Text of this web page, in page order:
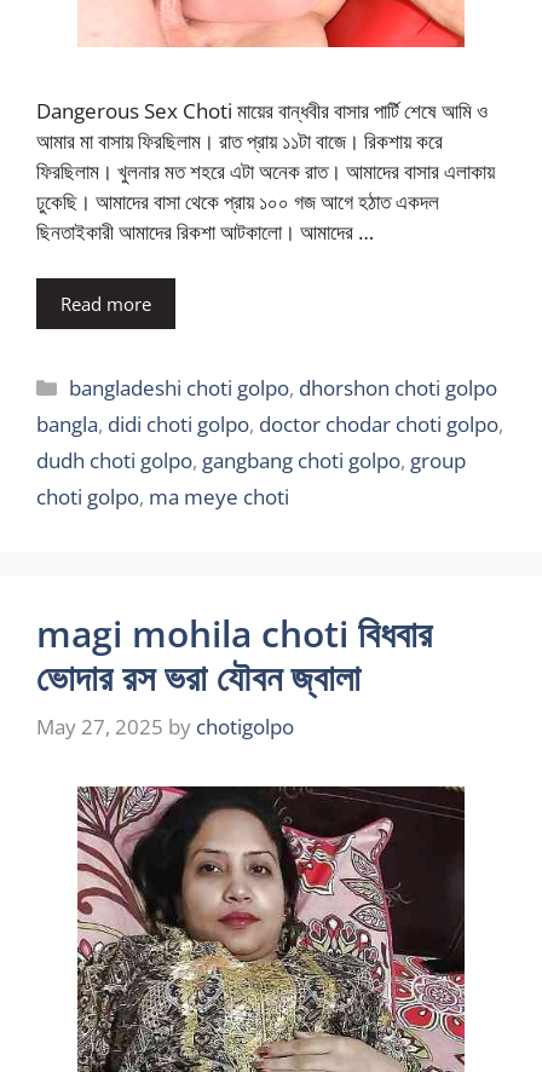
Dangerous Sex Choti মায়ের বান্ধবীর বাসার পার্টি শেষে আমি ও
আমার মা বাসায় ফিরছিলাম। রাত প্রায় ১১টা বাজে। রিকশায় করে
ফিরছিলাম। খুলনার মত শহরে এটা অনেক রাত। আমাদের বাসার এলাকায়
ঢুকেছি। আমাদের বাসা থেকে প্রায় ১০০ গজ আগে হঠাত একদল
ছিনতাইকারী আমাদের রিকশা আটকালো। আমাদের …
Read more
Categories
bangladeshi choti golpo, dhorshon choti golpo
bangla, didi choti golpo, doctor chodar choti golpo,
dudh choti golpo, gangbang choti golpo, group
choti golpo, ma meye choti
magi mohila choti বিধবার
ভোদার রস ভরা যৌবন জ্বালা
May 27, 2025 by chotigolpo